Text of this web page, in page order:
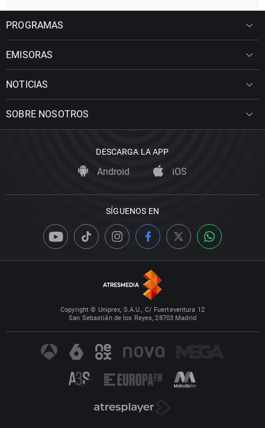
PROGRAMAS
EMISORAS
NOTICIAS
SOBRE NOSOTROS
DESCARGA LA APP
Android iOS
SÍGUENOS EN
Copyright © Uniprex, S.A.U., C/ Fuerteventura 12
San Sebastián de los Reyes, 28703 Madrid